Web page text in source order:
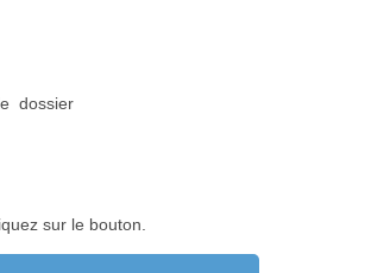
dossier
sur le bouton.